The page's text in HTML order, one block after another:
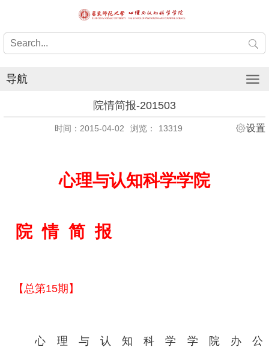
导航
院情简报-201503
时间：2015-04-02 浏览： 13319 设置
心理与认知科学学院
院 情 简 报
【总第15期】
心理与认知科学学院办公